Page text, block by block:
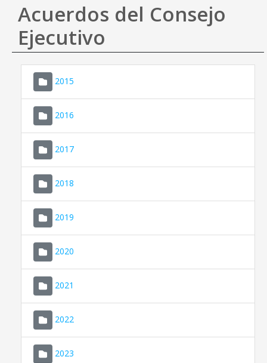
Mapa web
Ayuda
Acuerdos del Consejo
Ejecutivo
2015
2016
2017
2018
2019
2020
2021
2022
2023